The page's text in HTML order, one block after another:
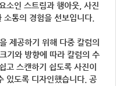
소인 스트림과 행아웃, 사진
통의 경험을 선보입니다.
제공하기 위해 다중 칼럼의
기와 방향에 따라 칼럼의 수
고 스캔하기 쉽도록 사진이
있도록 디자인했습니다. 공